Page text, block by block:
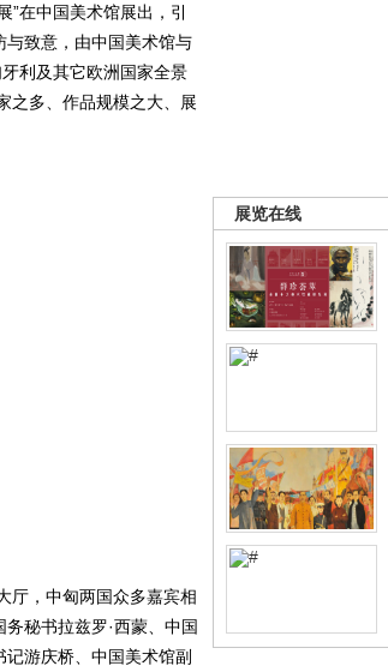
展览在线
在中国美术馆展出，引
与致意，由中国美术馆与
利及其它欧洲国家全景
之多、作品规模之大、展
，中匈两国众多嘉宾相
秘书拉兹罗·西蒙、中国
游庆桥、中国美术馆副